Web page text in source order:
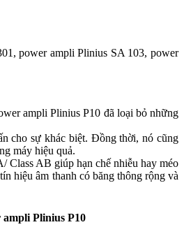
power ampli Plinius SA 103, power
ampli Plinius P10 đã loại bỏ những
cho sự khác biệt. Đồng thời, nó cũng
máy hiệu quả.
Class AB giúp hạn chế nhiễu hay méo
hiệu âm thanh có băng thông rộng và
ampli Plinius P10